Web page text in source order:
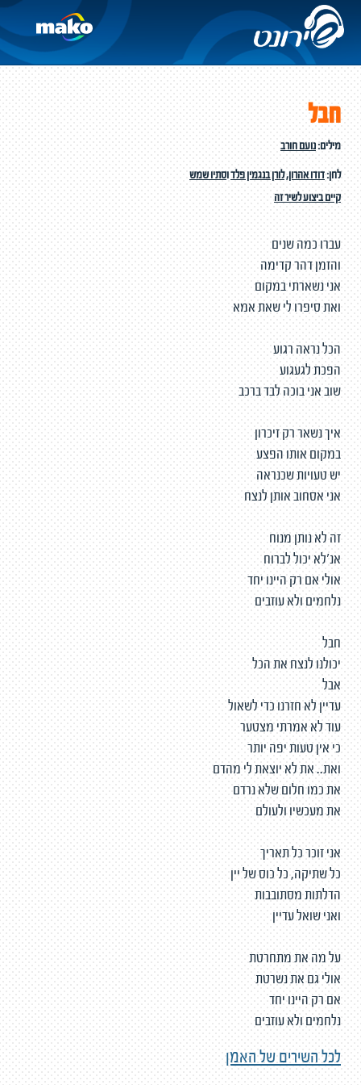
חבל
מילים:נועם חורב
לחן:דודו אהרון,לורן בנגמין פלדוסתיו שמש
קיים ביצוע לשיר זה
עברו כמה שנים
והזמן דהר קדימה
אני נשארתי במקום
ואת סיפרו לי שאת אמא
הכל נראה רגוע
הפכת לגעגוע
שוב אני בוכה לבד ברכב
איך נשאר רק זיכרון
במקום אותו הפצע
יש טעויות שכנראה
אני אסחוב אותן לנצח
זה לא נותן מנוח
אנ׳לא יכול לברוח
אולי אם רק היינו יחד
נלחמים ולא עוזבים
חבל
יכולנו לנצח את הכל
אבל
עדיין לא חזרנו כדי לשאול
עוד לא אמרתי מצטער
כי אין טעות יפה יותר
ואת.. את לא יוצאת לי מהדם
את כמו חלום שלא נרדם
את מעכשיו ולעולם
אני זוכר כל תאריך
כל שתיקה, כל כוס של יין
הדלתות מסתובבות
ואני שואל עדיין
על מה את מתחרטת
אולי גם את נשרטת
אם רק היינו יחד
נלחמים ולא עוזבים
לכל השירים של האמן